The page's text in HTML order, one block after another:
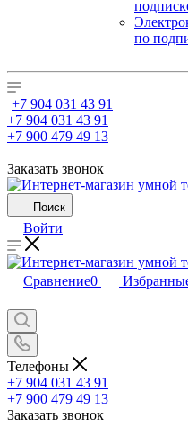
по
+7 904 031 43 91
+7 904 031 43 91
+7 900 479 49 13
Заказать звонок
Поиск
Войти
Сравнение0
Телефоны
+7 904 031 43 91
+7 900 479 49 13
Заказать звонок